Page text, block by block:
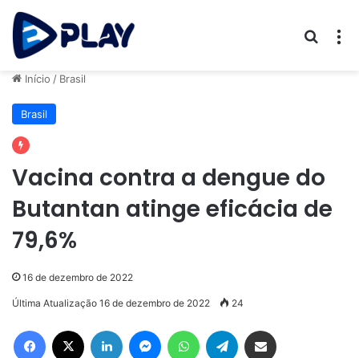
Início / Brasil
Brasil
Vacina contra a dengue do
Butantan atinge eficácia de
79,6%
16 de dezembro de 2022
Última Atualização 16 de dezembro de 2022 24
Facebook Linkedin MessengerWhatsAppTelegram